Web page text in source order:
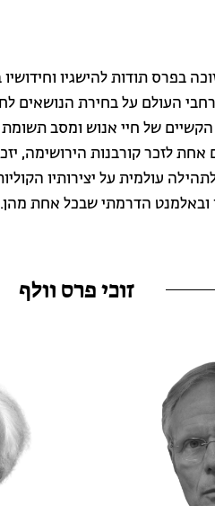
בפרס תודות להישגיו
העולם על בחירת הנושאים
של חיי אנוש ומסב
אחת לזכר קורבנות הירושימה,
עולמית על יצירותיו
ובאלמנט הדרמתי שבכל אחת מהן.
זוכי פרס וולף